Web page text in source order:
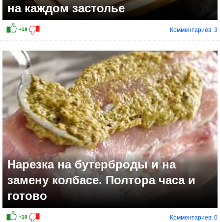
на каждом застолье
Комментариев: 3
Нарезка на бутерброды и на
замену колбасе. Полтора часа и
готово
Комментариев: 0